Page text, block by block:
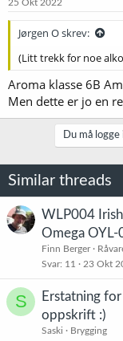
25 Okt 2022
Jørgen O skrev:
(Litt trekk for noe
Aroma klasse 6B
Men dette er jo en
Du må
Similar threads
WLP004
Omega OYL-
Finn Berger
Svar 11 23 Okt
S
Erstatning
oppskrift :)
Saski
Brygging